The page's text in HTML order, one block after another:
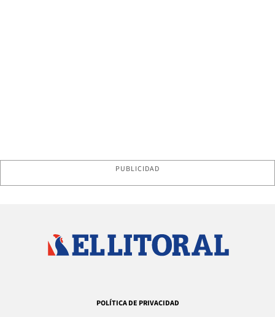
PUBLICIDAD
POLÍTICA DE PRIVACIDAD